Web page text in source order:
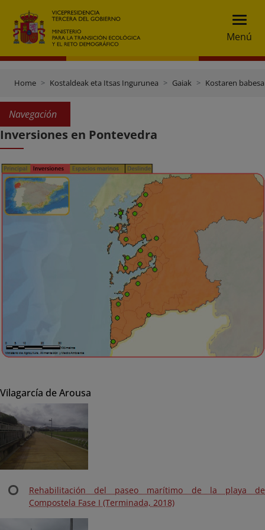
Menú
Home Kostaldeak eta Itsas Ingurunea Gaiak Kostaren babesa
Navegación
Inversiones en Pontevedra
Vilagarcía de Arousa
Rehabilitación del paseo marítimo de la playa de
Compostela Fase I (Terminada, 2018)